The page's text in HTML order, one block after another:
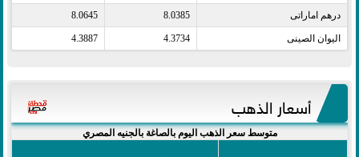
درهم اماراتى​ 8.0385
8.0645
اليوان الصينى​ 4.3734
4.3887
أسعار الذهب
متوسط سعر الذهب اليوم بالصاغة بالجنيه المصري